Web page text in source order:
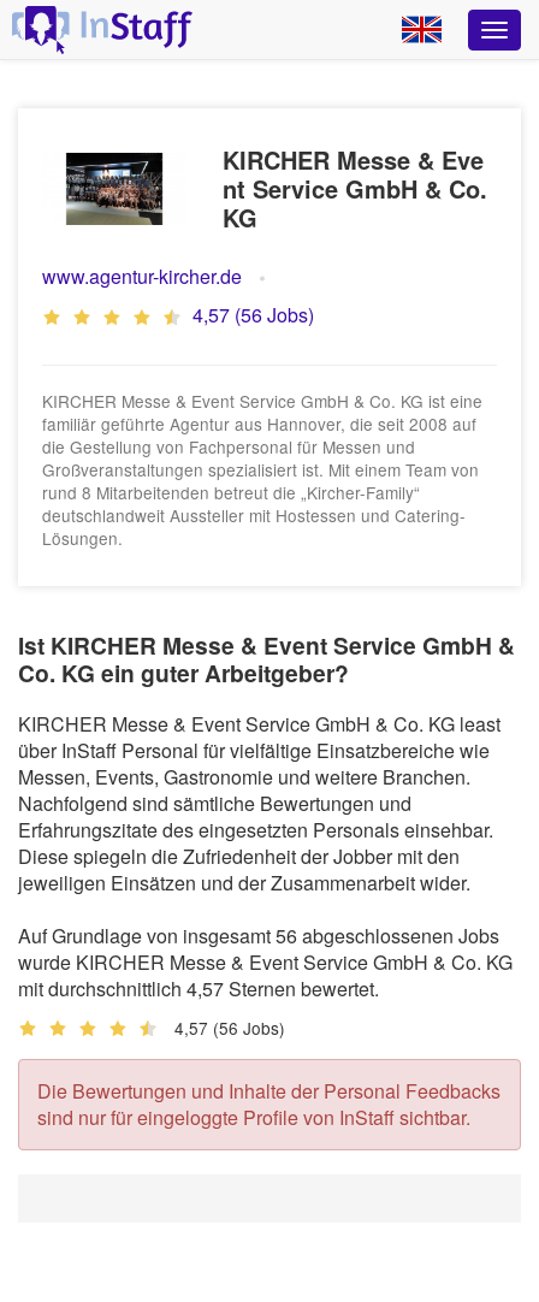
KIRCHER Messe & Eve
nt Service GmbH & Co.
KG
www.agentur-kircher.de
4,57 (56 Jobs)
KIRCHER Messe & Event Service GmbH & Co. KG ist eine
familiär geführte Agentur aus Hannover, die seit 2008 auf
die Gestellung von Fachpersonal für Messen und
Großveranstaltungen spezialisiert ist. Mit einem Team von
rund 8 Mitarbeitenden betreut die „Kircher-Family“
deutschlandweit Aussteller mit Hostessen und Catering-
Lösungen.
Ist KIRCHER Messe & Event Service GmbH &
Co. KG ein guter Arbeitgeber?
KIRCHER Messe & Event Service GmbH & Co. KG least
über InStaff Personal für vielfältige Einsatzbereiche wie
Messen, Events, Gastronomie und weitere Branchen.
Nachfolgend sind sämtliche Bewertungen und
Erfahrungszitate des eingesetzten Personals einsehbar.
Diese spiegeln die Zufriedenheit der Jobber mit den
jeweiligen Einsätzen und der Zusammenarbeit wider.
Auf Grundlage von insgesamt 56 abgeschlossenen Jobs
wurde KIRCHER Messe & Event Service GmbH & Co. KG
mit durchschnittlich 4,57 Sternen bewertet.
4,57 (56 Jobs)
Die Bewertungen und Inhalte der Personal Feedbacks
sind nur für eingeloggte Profile von InStaff sichtbar.